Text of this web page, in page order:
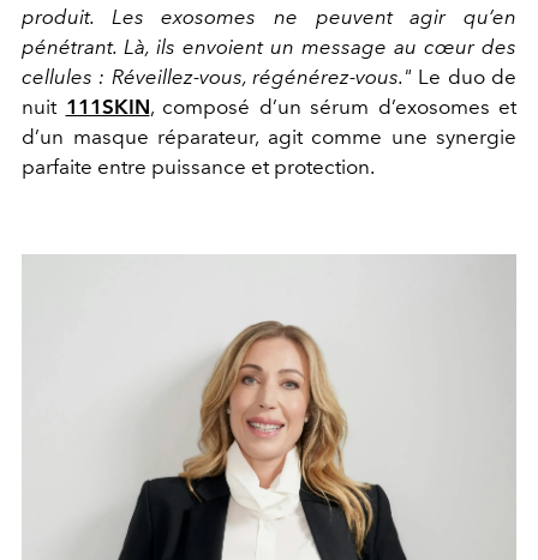
produit. Les exosomes ne peuvent agir qu’en
pénétrant. Là, ils envoient un message au cœur des
cellules : Réveillez-vous, régénérez-vous." Le duo de
nuit 111SKIN, composé d’un sérum d’exosomes et
d’un masque réparateur, agit comme une synergie
parfaite entre puissance et protection.